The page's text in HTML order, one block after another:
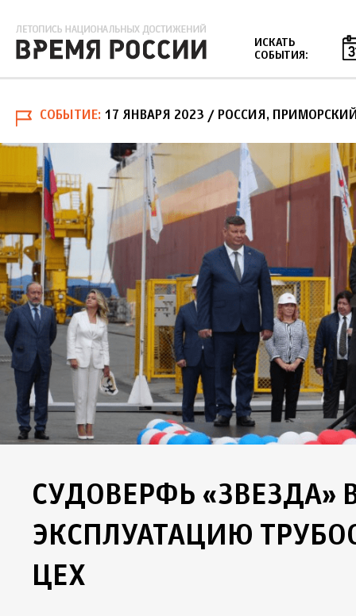
ИСКАТЬ
СОБЫТИЯ:
СОБЫТИЕ 17 ЯНВАРЯ 2023 / РОССИЯ,
СУДОВЕРФЬ «ЗВЕЗДА»
ЭКСПЛУАТАЦИЮ
ЦЕХ